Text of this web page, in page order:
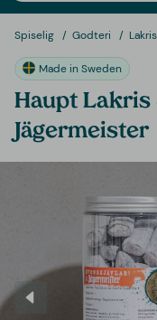
Spiselig Godteri Lakris
Made in Sweden
Haupt
Jägermeister